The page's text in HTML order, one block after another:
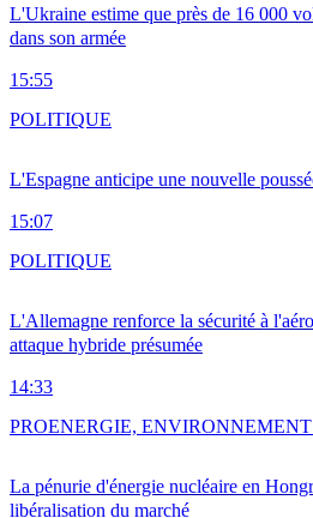
L'Ukraine estime que près de 16 000
dans son armée
15:55
L'Espagne anticipe une nouvelle
15:07
POLITIQUE
L'Allemagne renforce la sécurité à
attaque hybride présumée
14:33
POLITIQUE
La pénurie d'énergie nucléaire en
libéralisation du marché
PROENERGIE,